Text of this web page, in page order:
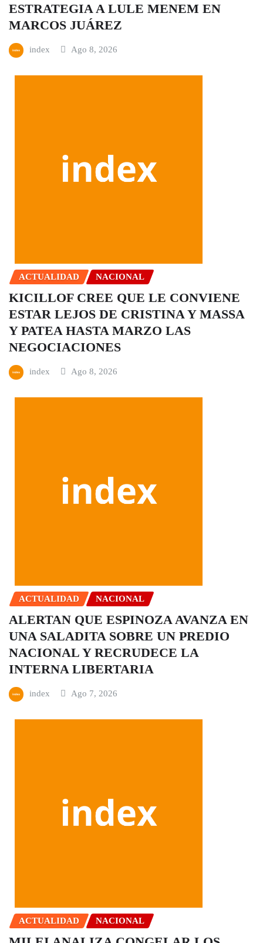
ESTRATEGIA A LULE MENEM EN
MARCOS JUÁREZ
index Ago 8, 2026
ACTUALIDAD NACIONAL
KICILLOF CREE QUE LE CONVIENE
ESTAR LEJOS DE CRISTINA Y MASSA
Y PATEA HASTA MARZO LAS
NEGOCIACIONES
index Ago 8, 2026
ACTUALIDAD NACIONAL
ALERTAN QUE ESPINOZA AVANZA EN
UNA SALADITA SOBRE UN PREDIO
NACIONAL Y RECRUDECE LA
INTERNA LIBERTARIA
index Ago 7, 2026
ACTUALIDAD NACIONAL